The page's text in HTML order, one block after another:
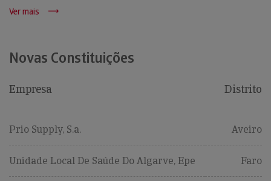
Ver mais
Novas Constituições
Empresa Distrito
Prio Supply, S.a. Aveiro
Unidade Local De Saúde Do Algarve, Epe Faro